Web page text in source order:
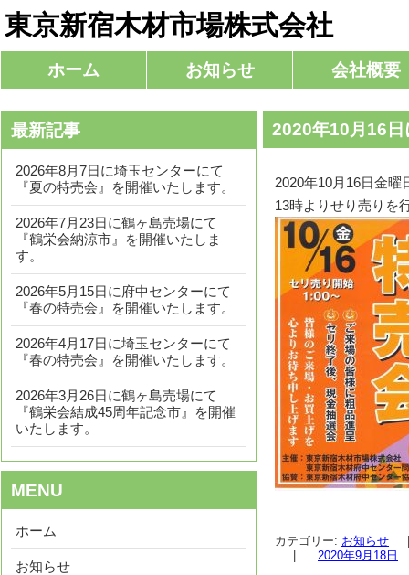
東京新宿木材市場株式会社
メインメニュー
ン
テ
ン
移
動
ホーム お知らせ 会社概要
2020年10月16日
2020年10月16日金
13時よりせり売りを
カテゴリー: お知らせ
2020年9月18日
最新記事
2026年8月7日に埼玉センターにて
『夏の特売会』を開催いたします。
2026年7月23日に鶴ヶ島売場にて
『鶴栄会納涼市』を開催いたしま
す。
2026年5月15日に府中センターにて
『春の特売会』を開催いたします。
2026年4月17日に埼玉センターにて
『春の特売会』を開催いたします。
2026年3月26日に鶴ヶ島売場にて
『鶴栄会結成45周年記念市』を開催
いたします。
MENU
ホーム
お知らせ